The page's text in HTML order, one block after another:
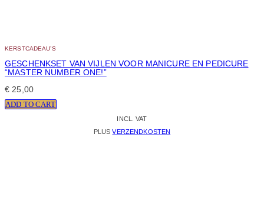
KERSTCADEAU’S
GESCHENKSET VAN VIJLEN VOOR MANICURE EN PEDICURE
“MASTER NUMBER ONE!”
€ 25,00
ADD TO CART
INCL. VAT
PLUSVERZENDKOSTEN